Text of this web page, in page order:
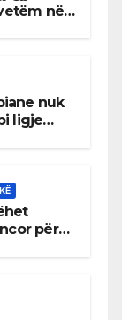
në
nuk
ligje
për